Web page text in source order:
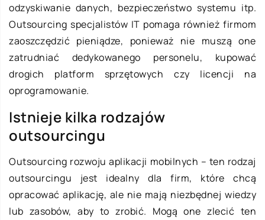
odzyskiwanie danych, bezpieczeństwo systemu itp.
Outsourcing specjalistów IT pomaga również firmom
zaoszczędzić pieniądze, ponieważ nie muszą one
zatrudniać dedykowanego personelu, kupować
drogich platform sprzętowych czy licencji na
oprogramowanie.
Istnieje kilka rodzajów
outsourcingu
Outsourcing rozwoju aplikacji mobilnych – ten rodzaj
outsourcingu jest idealny dla firm, które chcą
opracować aplikację, ale nie mają niezbędnej wiedzy
lub zasobów, aby to zrobić. Mogą one zlecić ten